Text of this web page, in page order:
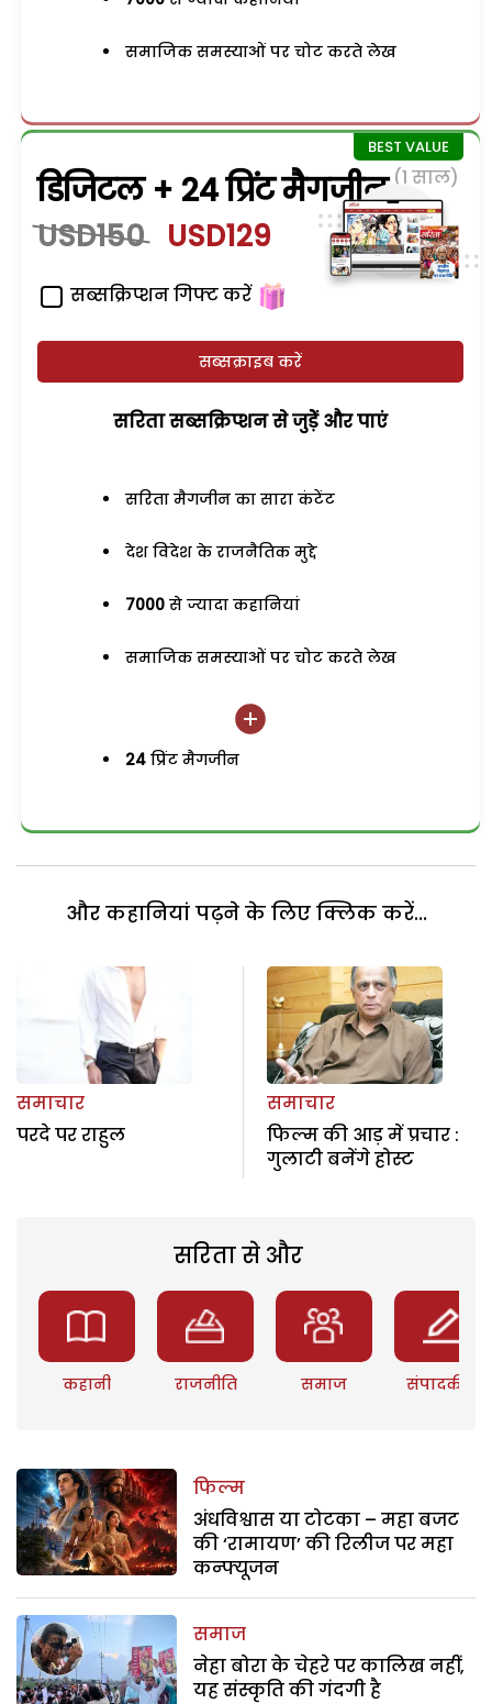
समाजिक समस्याओं पर चोट करते लेख
डिजिटल + 24 प्रिंट मैगजीन (1 साल)
USD150 USD129
सब्सक्रिप्शन गिफ्ट करें
सब्सक्राइब करें
सरिता सब्सक्रिप्शन से जुड़ेें और पाएं
सरिता मैगजीन का सारा कंटेंट
देश विदेश के राजनैतिक मुद्दे
7000 से ज्यादा कहानियां
समाजिक समस्याओं पर चोट करते लेख
24 प्रिंट मैगजीन
और कहानियां पढ़ने के लिए क्लिक करें...
समाचार
परदे पर राहुल
समाचार
फिल्म की आड़ में प्रचार :
गुलाटी बनेंगे होस्ट
सरिता से और
कहानी राजनीति समाज संपादकीय
फिल्म
अंधविश्वास या टोटका – महा बजट
की ‘रामायण’ की रिलीज पर महा
कन्फ्यूजन
समाज
नेहा बोरा के चेहरे पर कालिख नहीं,
यह संस्कृति की गंदगी है